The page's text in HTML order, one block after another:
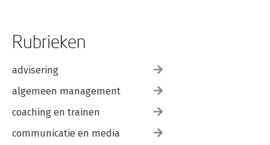
Rubrieken
advisering
algemeen management
coaching en trainen
communicatie en media